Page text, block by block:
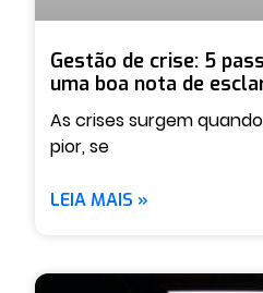
Gestão de crise: 5
uma boa nota de
As crises surgem
pior, se
LEIA MAIS »